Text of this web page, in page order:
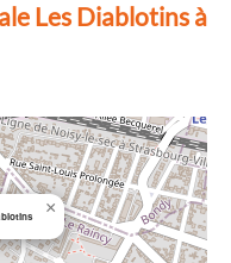
Les Diablotins à
×